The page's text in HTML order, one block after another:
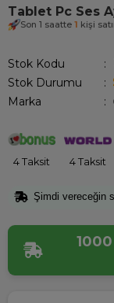
Tablet Pc Ses
Son 1 saatte 1 kişi
Stok Kodu
Stok Durumu :
Marka :
4 Taksit 4 Taksit
Şimdi vereceğin